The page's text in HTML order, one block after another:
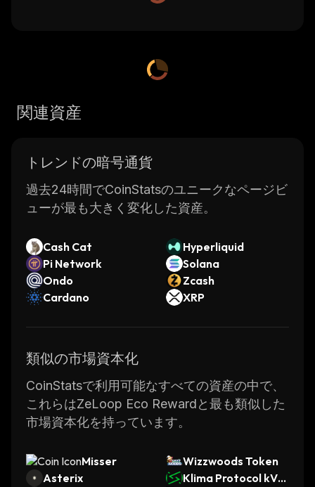
関連資産
トレンドの暗号通貨
過去24時間でCoinStatsのユニークなページビ
ューが最も大きく変化した資産。
Cash Cat
Hyperliquid
Pi Network
Solana
Ondo
Zcash
Cardano
XRP
類似の市場資本化
CoinStatsで利用可能なすべての資産の中で、
これらはZeLoop Eco Rewardと最も類似した
市場資本化を持っています。
Misser
Wizzwoods Token
Asterix
Klima Protocol kVC